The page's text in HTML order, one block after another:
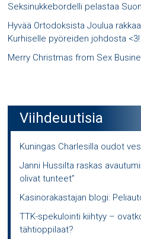
Seksinukkebordelli pelastaa
Hyvää Ortodoksista Joulua
Kurhiselle pyöreiden johdosta <3!
Merry Christmas from Sex
Viihdeuutisia
Kuningas Charlesilla oudot
Janni Hussilta raskas
olivat tunteet”
Kasinorakastajan blogi:
TTK-spekulointi kiihtyy –
tähtioppilaat?